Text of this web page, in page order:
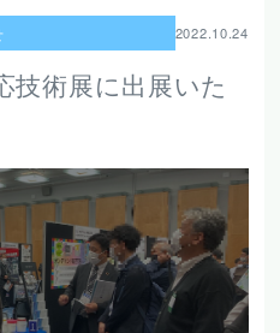
2022.10.24
技術展に出展いた